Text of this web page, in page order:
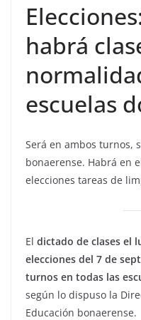
habrá
escuelas
Será en ambos turnos,
bonaerense. Habrá en
elecciones tareas de
El dictado de clases el
elecciones del 7 de
turnos en todas las
según lo dispuso la
Educación bonaerense.